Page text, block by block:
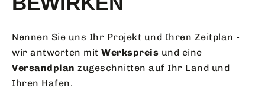
Nennen Sie uns Ihr Projekt und Ihren Zeitplan -
wir antworten mit Werkspreis und eine
Versandplan zugeschnitten auf Ihr Land und
Ihren Hafen.